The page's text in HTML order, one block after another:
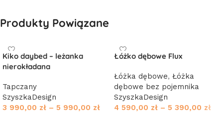
Produkty Powiązane
Kiko daybed – leżanka
nierokładana
Tapczany
SzyszkaDesign
3 990,00 zł – 5 990,00 zł
Łóżko dębowe Flux
Łóżka dębowe, Łóżka
dębowe bez pojemnika
SzyszkaDesign
4 590,00 zł – 5 390,00 zł